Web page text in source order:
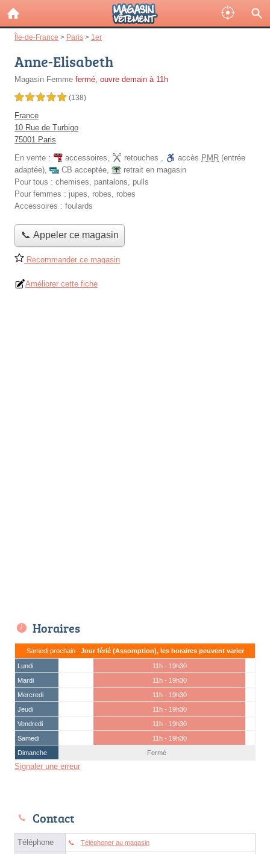
Île-de-France > Paris > 1er
Anne-Elisabeth
Magasin Femme fermé, ouvre demain à 11h
5,0 étoiles sur 5 (138)
France
10 Rue de Turbigo
75001 Paris
En vente :
accessoires, retouches , accès PMR (entrée
adaptée), CB acceptée,
retrait en magasin
Pour tous : chemises, pantalons, pulls
Pour femmes : jupes, robes, robes
Accessoires : foulards
📞 Appeler ce magasin
Recommander ce magasin
Améliorer cette fiche
Horaires
Samedi prochain : Jour férié (Assomption), les horaires peuvent varier
Lundi
11h - 19h30
Mardi
11h - 19h30
Mercredi
11h - 19h30
Jeudi
11h - 19h30
Vendredi
11h - 19h30
Samedi
11h - 19h30
Dimanche
Fermé
Signaler une erreur
Contact
Téléphone Téléphoner au magasin